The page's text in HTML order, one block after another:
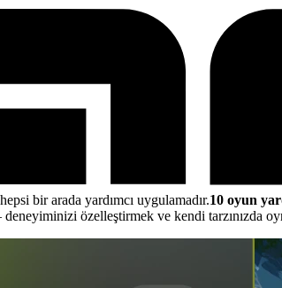
bir arada yardımcı uygulamadır.10 oyun
özelleştirmek ve kendi tarzınızda